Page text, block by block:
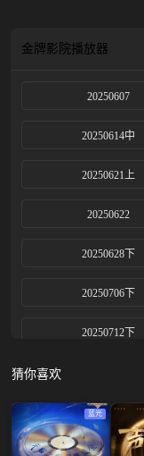
金牌影院播放器
20250607
20250614中
20250621上
20250622
20250628下
20250706下
20250712下
20250726上
20250726下
猜你喜欢
蓝光